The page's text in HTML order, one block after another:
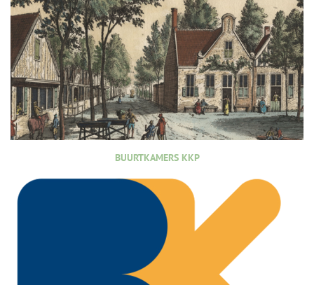
BUURTKAMERS KKP